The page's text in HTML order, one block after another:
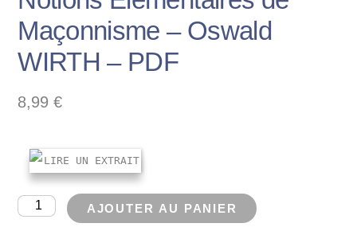
Maçonnisme – Oswald
WIRTH – PDF
8,99€
quantité
AJOUTER AU PANIER